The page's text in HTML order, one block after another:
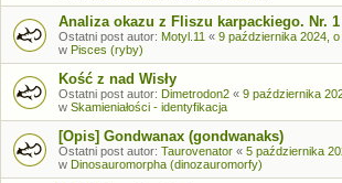
Analiza okazu z Fliszu karpackiego. Nr. 1
Ostatni post autor: Motyl.11 « 9 października 2024, o
w Pisces (ryby)
Kość z nad Wisły
Ostatni post autor: Dimetrodon2 « 9 października
w Skamieniałości - identyfikacja
[Opis] Gondwanax (gondwanaks)
Ostatni post autor: Taurovenator « 5 października
w Dinosauromorpha (dinozauromorfy)